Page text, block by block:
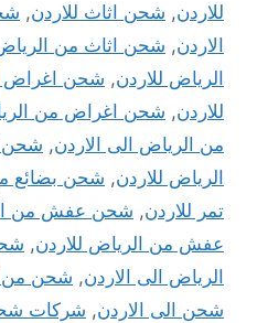
للاردن, شحن اثاث للاردن,
الاردن, شحن اثاث من
الرياض للاردن, شحن اغراض
للاردن, شحن اغراض من
من الرياض الى الاردن, شحن
الرياض للاردن, شحن بضائع
تمر للاردن, شحن عفش من
عفش من الرياض للاردن,
الرياض الى الاردن, شحن من
شحن الى الاردن, شركات